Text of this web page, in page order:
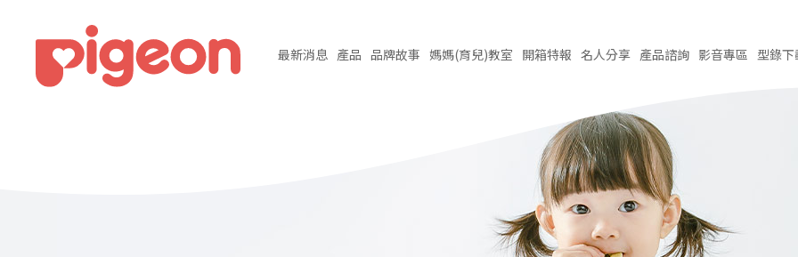
最新消息 產品 品牌故事 媽媽(育兒)教室 開箱特報 名人分享 產品諮詢 影音專區 型錄下